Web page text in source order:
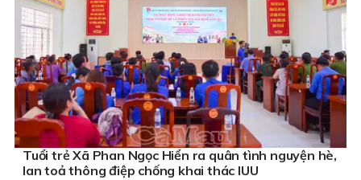
Tuổi trẻ Xã Phan Ngọc Hiển ra quân tình nguyện hè,
lan toả thông điệp chống khai thác IUU